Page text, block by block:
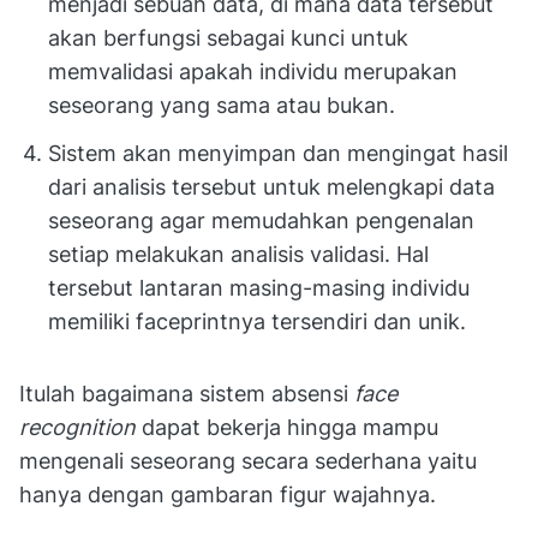
akan berfungsi sebagai kunci untuk
memvalidasi apakah individu merupakan
seseorang yang sama atau bukan.
Sistem akan menyimpan dan mengingat hasil
dari analisis tersebut untuk melengkapi data
seseorang agar memudahkan pengenalan
setiap melakukan analisis validasi. Hal
tersebut lantaran masing-masing individu
memiliki faceprintnya tersendiri dan unik.
Itulah bagaimana sistem absensi face
recognition dapat bekerja hingga mampu
mengenali seseorang secara sederhana yaitu
hanya dengan gambaran figur wajahnya.